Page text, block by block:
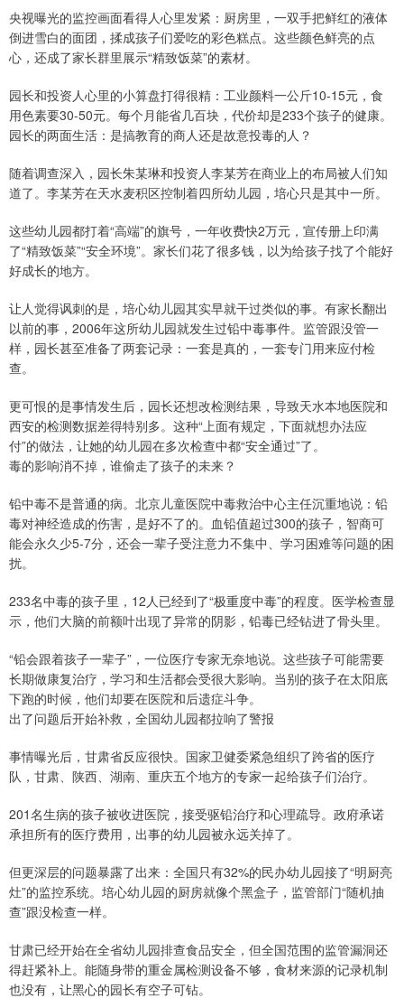
央视曝光的监控画面看得人心里发紧：厨房里，一双手把鲜红的液体
倒进雪白的面团，揉成孩子们爱吃的彩色糕点。这些颜色鲜亮的点
心，还成了家长群里展示“精致饭菜”的素材。
园长和投资人心里的小算盘打得很精：工业颜料一公斤10-15元，食
用色素要30-50元。每个月能省几百块，代价却是233个孩子的健康。
园长的两面生活：是搞教育的商人还是故意投毒的人？
随着调查深入，园长朱某琳和投资人李某芳在商业上的布局被人们知
道了。李某芳在天水麦积区控制着四所幼儿园，培心只是其中一所。
这些幼儿园都打着“高端”的旗号，一年收费快2万元，宣传册上印满
了“精致饭菜”“安全环境”。家长们花了很多钱，以为给孩子找了个能好
好成长的地方。
让人觉得讽刺的是，培心幼儿园其实早就干过类似的事。有家长翻出
以前的事，2006年这所幼儿园就发生过铅中毒事件。监管跟没管一
样，园长甚至准备了两套记录：一套是真的，一套专门用来应付检
查。
更可恨的是事情发生后，园长还想改检测结果，导致天水本地医院和
西安的检测数据差得特别多。这种“上面有规定，下面就想办法应
付”的做法，让她的幼儿园在多次检查中都“安全通过”了。
毒的影响消不掉，谁偷走了孩子的未来？
铅中毒不是普通的病。北京儿童医院中毒救治中心主任沉重地说：铅
毒对神经造成的伤害，是好不了的。血铅值超过300的孩子，智商可
能会永久少5-7分，还会一辈子受注意力不集中、学习困难等问题的困
扰。
233名中毒的孩子里，12人已经到了“极重度中毒”的程度。医学检查显
示，他们大脑的前额叶出现了异常的阴影，铅毒已经钻进了骨头里。
“铅会跟着孩子一辈子”，一位医疗专家无奈地说。这些孩子可能需要
长期做康复治疗，学习和生活都会受很大影响。当别的孩子在太阳底
下跑的时候，他们却要在医院和后遗症斗争。
出了问题后开始补救，全国幼儿园都拉响了警报
事情曝光后，甘肃省反应很快。国家卫健委紧急组织了跨省的医疗
队，甘肃、陕西、湖南、重庆五个地方的专家一起给孩子们治疗。
201名生病的孩子被收进医院，接受驱铅治疗和心理疏导。政府承诺
承担所有的医疗费用，出事的幼儿园被永远关掉了。
但更深层的问题暴露了出来：全国只有32%的民办幼儿园接了“明厨亮
灶”的监控系统。培心幼儿园的厨房就像个黑盒子，监管部门“随机抽
查”跟没检查一样。
甘肃已经开始在全省幼儿园排查食品安全，但全国范围的监管漏洞还
得赶紧补上。能随身带的重金属检测设备不够，食材来源的记录机制
也没有，让黑心的园长有空子可钻。